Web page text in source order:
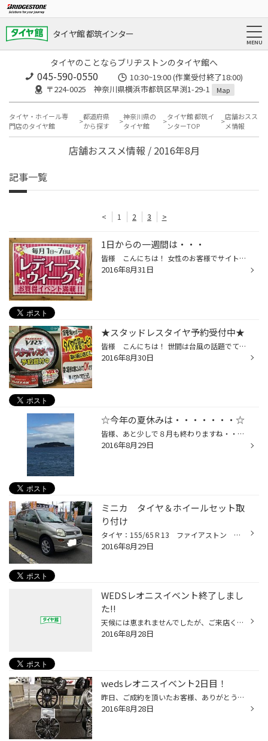
タイヤ館 都筑インター
タイヤのことならブリヂストンのタイヤ館へ
045-590-0550
10:30~19:00 (作業受付終了18:00)
〒224-0025 神奈川県横浜市都筑区早渕1-29-1
Map
タイヤ・ホイール専
門店のタイヤ館
都道府県
から探す
神奈川県の
タイヤ館
タイヤ館 都筑イ
ンターTOP
店舗おスス
メ情報
店舗おススメ情報 / 2016年8月
記事一覧
< 1 2 3 >
1日からの一週間は・・・
皆様 こんにちは！ 女性のお客様でサイト見てくれてる方 いらっしゃるのかなぁ～～～？ 毎月1日からの一週間はレディースウィークです。 店内商品表示価格より10％オフとなる お得な一週間になります！ ご来店のお客様に粗品プレゼントしております！ 商品お買い上げのお客様にはシェイクサラダポ...
2016年8月31日
★スタッドレスタイヤ予約受付中★
皆様 こんにちは！ 世間は台風の話題でてんやわんやですね。 来るか来ないで首都圏は大混乱しますからね。 何事も備えあれば憂い無しです！ このままの進路を行けば東北に上陸の予報ですね。 こんなに遠くからにはなりますが 大きな被害が出ない事を祈るばかりです。 ところで最近、自然災害が多く...
2016年8月30日
☆今年の夏休みは・・・・・・・☆
皆様、あと少しで８月も終わりますね・・・・(/□≦､)！！ さてさて、私事ですが今まで夏休みを頂き各県に『バーベキュー（ＢＢＱ）』を行うんですが、 今年は、いろいろありまして『バーベキュー（ＢＢＱ』には行かず 何と、横須賀に行って来ました(≧ω≦)ｂ しかも、【無人島 猿島】へ！！！！！！！...
2016年8月29日
ミニカ タイヤ＆ホイールセット取
り付け
タイヤ：155/65Ｒ13 ファイアストン ＦＲ１０ ホイール：13Ｘ40 4/100 ＩＮ45 トップランＲ７ 純正サイズでスチールホイールからの交換です！アライメント調整も実施 させて頂きました!!お買い上げいただきましてまことにありがとうございました!! ホイールをスチールからアルミに替えることで...
2016年8月29日
WEDSレオニスイベント終了しまし
た!!
天候には恵まれませんでしたが、ご来店くださった皆様方、 まことにありがとうございました!! 来月もアルミホイールセール開催いたしますよ～★ 詳細は追って告知させていただきますのでどうぞお楽しみに♪
2016年8月28日
wedsレオニスイベント2日目！
昨日、ご成約を頂いたお客様、ありがとうございます。 本日も引き続きイベント開催です。 新商品も多数、ご用意しております。 アルミホイールをお探しでしたら、今がチャンス!! お見積りだけでも大歓迎です。 お気軽にお越し下さい。
2016年8月28日